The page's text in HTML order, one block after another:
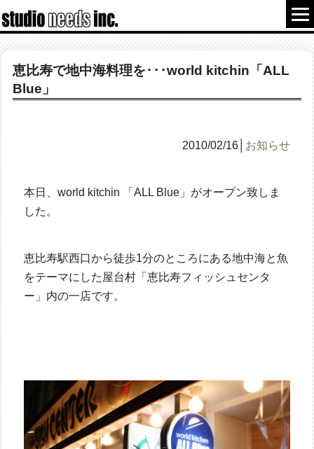
恵比寿で地中海料理を･･･world kitchin「ALL
Blue」
2010/02/16│ お知らせ
本日、world kitchin 「ALL Blue」がオープン致しま
した。
恵比寿駅西口から徒歩1分のところにある地中海と魚
をテーマにした屋台村「恵比寿フィッシュセンタ
ー」内の一店です。